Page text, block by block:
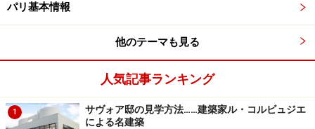
カウンターで凝った料理が頂ける
一人なんだけど、ちょっと美味しいワインと料理が食べ
たいなと思った時におすすめ。お値段はちょっと高めで
パリ基本情報
他のテーマも見る
人気記事ランキング
1
サヴォア邸の見学方法……建築家ル・コルビュジエ
による名建築